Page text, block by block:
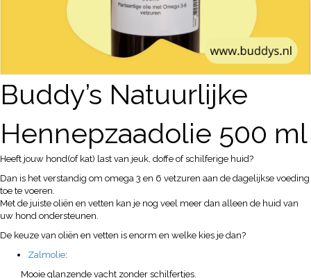
Buddy’s Natuurlijke
Hennepzaadolie 500 ml
Heeft jouw hond(of kat) last van jeuk, doffe of schilferige huid?
Dan is het verstandig om omega 3 en 6 vetzuren aan de dagelijkse voeding
toe te voeren.
Met de juiste oliën en vetten kan je nog veel meer dan alleen de huid van
uw hond ondersteunen.
De keuze van oliën en vetten is enorm en welke kies je dan?
Zalmolie:
Mooie glanzende vacht zonder schilfertjes.